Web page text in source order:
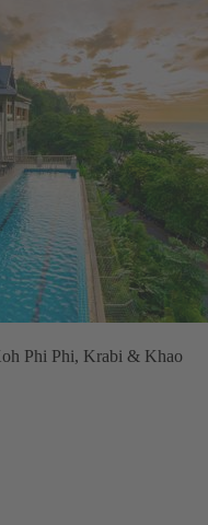
Phi Phi, Krabi & Khao